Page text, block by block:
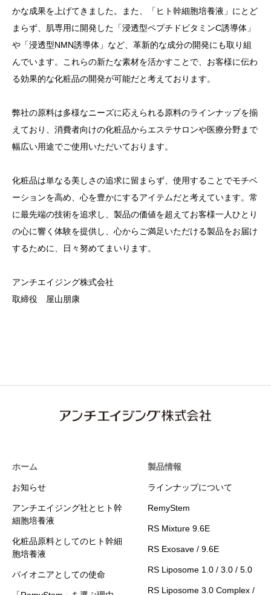
かな成果を上げてきました。また、「ヒト幹細胞培養液」にとど
まらず、肌専用に開発した「浸透型ペプチドビタミンC誘導体」
や「浸透型NMN誘導体」など、革新的な成分の開発にも取り組
んでいます。これらの新たな素材を活かすことで、お客様に伝わ
る効果的な化粧品の開発が可能だと考えております。
弊社の原料は多様なニーズに応えられる原料のラインナップを揃
えており、消費者向けの化粧品からエステサロンや医療分野まで
幅広い用途でご使用いただいております。
化粧品は単なる美しさの追求に留まらず、使用することでモチベ
ーションを高め、心を豊かにするアイテムだと考えています。常
に最先端の技術を追求し、製品の価値を超えてお客様一人ひとり
の心に響く体験を提供し、心からご満足いただける製品をお届け
するために、日々努めてまいります。
アンチエイジング株式会社
取締役 屋山朋康
ホーム
お知らせ
アンチエイジング社とヒト幹
細胞培養液
化粧品原料としてのヒト幹細
胞培養液
パイオニアとしての使命
製品情報
ラインナップについて
RemyStem
RS Mixture 9.6E
RS Exosave / 9.6E
RS Liposome 1.0 / 3.0 / 5.0
RS Liposome 3.0 Complex /